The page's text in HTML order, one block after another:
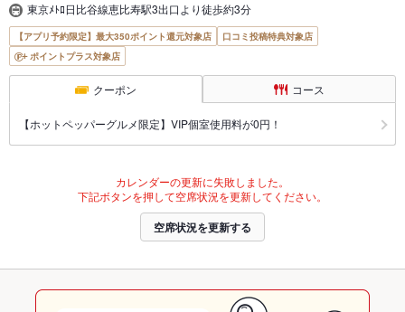
東京ﾒﾄﾛ日比谷線恵比寿駅3出口より徒歩約3分
【アプリ予約限定】最大350ポイント還元対象店
口コミ投稿特典対象店
ポイントプラス対象店
クーポン コース
【ホットペッパーグルメ限定】VIP個室使用料が0円！
カレンダーの更新に失敗しました。
下記ボタンを押して空席状況を更新してください。
空席状況を更新する